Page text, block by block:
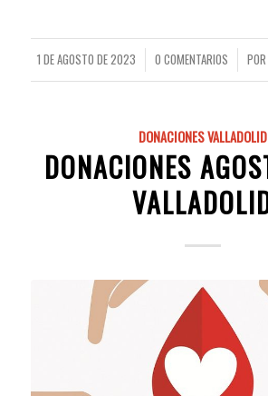
1 DE AGOSTO DE 2023
/ 0 COMENTARIOS
/ POR
DONACIONES VALLADOLID
DONACIONES